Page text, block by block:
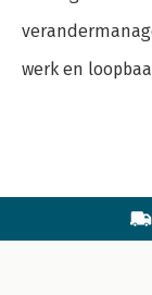
werk en